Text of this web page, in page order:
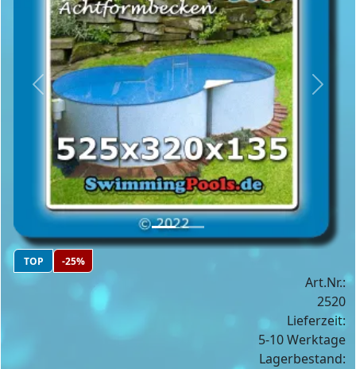
Previous Next
TOP -25%
Art.Nr.:
2520
Lieferzeit:
5-10 Werktage
Lagerbestand: